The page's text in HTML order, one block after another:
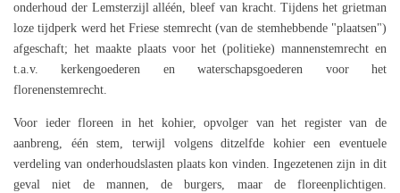
onderhoud der Lemsterzijl alléén, bleef van kracht. Tijdens het grietman
loze tijdperk werd het Friese stemrecht (van de stemhebbende "plaatsen")
afgeschaft; het maakte plaats voor het (politieke) mannenstemrecht en
t.a.v. kerkengoederen en waterschapsgoederen voor het
florenenstemrecht.
Voor ieder floreen in het kohier, opvolger van het register van de
aanbreng, één stem, terwijl volgens ditzelfde kohier een eventuele
verdeling van onderhoudslasten plaats kon vinden. Ingezetenen zijn in dit
geval niet de mannen, de burgers, maar de floreenplichtigen.